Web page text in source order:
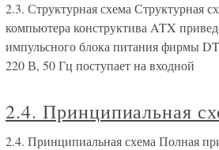
2.3. Структурная схема Структурная
компьютера конструктива ATX
импульсного блока питания фирмы
220 В, 50 Гц поступает на входной
2.4. Принципиальная
2.4. Принципиальная схема Полная